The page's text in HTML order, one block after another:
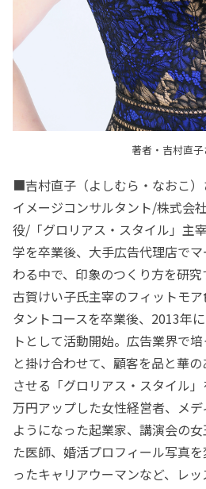
著者・吉村直
■吉村直子（よしむら・なおこ）
イメージコンサルタント/株式会
役/「グロリアス・スタイル」主
学を卒業後、大手広告代理店で
わる中で、印象のつくり方を研究
古賀けい子氏主宰のフィットモ
タントコースを卒業後、2013年
トとして活動開始。広告業界で
と掛け合わせて、顧客を品と華
させる「グロリアス・スタイル
万円アップした女性経営者、メ
ようになった起業家、講演会の
た医師、婚活プロフィール写真
ったキャリアウーマンなど、レ